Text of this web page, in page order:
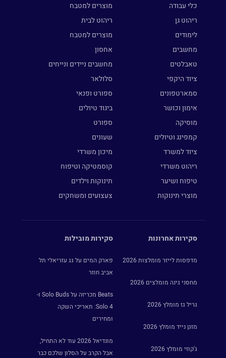
כלי עבודה
מוצרים למטבח
ריהוט גן
ריהוט לבית
לימודים
מוצרים למטבח
מחשבים
אחסון
טאבלטים
מחשבים ניידים ונייחים
ציוד היקפי
סלולאר
סמארטפונים
ספורט ופנאי
אימון וכושר
ביגוד טיולים
מוסיקה
ספורט
קמפינג וטיולים
שעונים
ציוד למשרד
מיכון משרדי
ריהוט משרדי
קוסמטיקה וטיפוח
טיפוח ושיער
תינוקות וילדים
מוצרי תינוקות
צעצועים ומשחקים
סקירות אחרונות
מדפסות לייזר מומלצות 2026
מחסני גינה מומלצים 2026
גריל גז מומלץ 2026
מזגן נייד מומלץ 2026
ג'קוזי מומלץ 2026
סקירות מובילות
פארק המים על גג עזריאלי תל
אביב חוזר
Beats מכריזה על Solo Buds ו-
Solo 4: תאריכי השקה
ומחירים
מונדיאל 2026 עוד לא התחיל,
אבל הקרב על הסלון שלכם כבר